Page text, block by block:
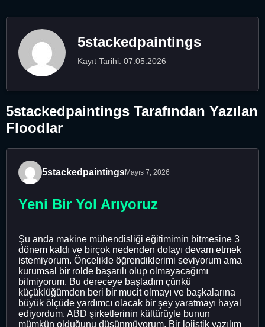
5stackedpaintings
Kayıt Tarihi: 07.05.2026
5stackedpaintings Tarafından Yazılan
Floodlar
5stackedpaintingsMayıs 7, 2026
Yeni Bir Yol Arıyoruz
Şu anda makine mühendisliği eğitimimin bitmesine 3
dönem kaldı ve birçok nedenden dolayı devam etmek
istemiyorum. Öncelikle öğrendiklerimi seviyorum ama
kurumsal bir rolde başarılı olup olmayacağımı
bilmiyorum. Bu dereceye başladım çünkü
küçüklüğümden beri bir mucit olmayı ve başkalarına
büyük ölçüde yardımcı olacak bir şey yaratmayı hayal
ediyordum. ABD şirketlerinin kültürüyle bunun
mümkün olduğunu düşünmüyorum. Bir lojistik yazılım